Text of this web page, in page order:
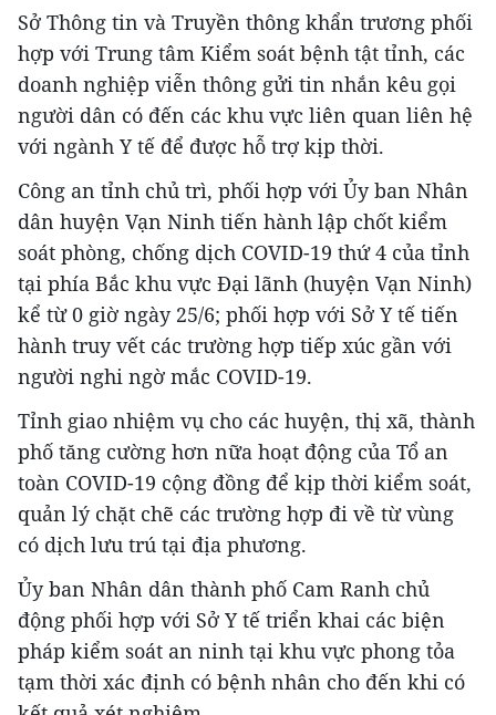
Sở Thông tin và Truyền thông khẩn trương phối
hợp với Trung tâm Kiểm soát bệnh tật tỉnh, các
doanh nghiệp viễn thông gửi tin nhắn kêu gọi
người dân có đến các khu vực liên quan liên hệ
với ngành Y tế để được hỗ trợ kịp thời.
Công an tỉnh chủ trì, phối hợp với Ủy ban Nhân
dân huyện Vạn Ninh tiến hành lập chốt kiểm
soát phòng, chống dịch COVID-19 thứ 4 của tỉnh
tại phía Bắc khu vực Đại lãnh (huyện Vạn Ninh)
kể từ 0 giờ ngày 25/6; phối hợp với Sở Y tế tiến
hành truy vết các trường hợp tiếp xúc gần với
người nghi ngờ mắc COVID-19.
Tỉnh giao nhiệm vụ cho các huyện, thị xã, thành
phố tăng cường hơn nữa hoạt động của Tổ an
toàn COVID-19 cộng đồng để kịp thời kiểm soát,
quản lý chặt chẽ các trường hợp đi về từ vùng
có dịch lưu trú tại địa phương.
Ủy ban Nhân dân thành phố Cam Ranh chủ
động phối hợp với Sở Y tế triển khai các biện
pháp kiểm soát an ninh tại khu vực phong tỏa
tạm thời xác định có bệnh nhân cho đến khi có